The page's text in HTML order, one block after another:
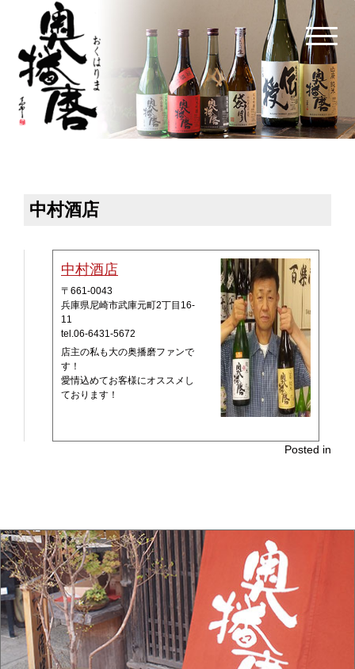
中村酒店
中村酒店
〒661-0043
兵庫県尼崎市武庫元町2丁目16-
11
tel.06-6431-5672
店主の私も大の奥播磨ファンで
す！
愛情込めてお客様にオススメし
ております！
Posted in